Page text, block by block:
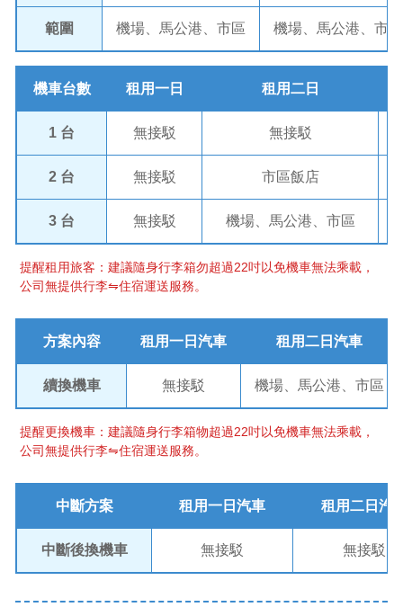
範圍 機場、馬公港、市區 機場、馬公港、市區
機車台數 租用一日 租用二日
1 台 無接駁 無接駁
2 台 無接駁 市區飯店
3 台 無接駁 機場、馬公港、市區
提醒租用旅客：建議隨身行李箱勿超過22吋以免機車無法乘載，
公司無提供行李⇋住宿運送服務。
方案內容 租用一日汽車 租用二日汽車
續換機車 無接駁 機場、馬公港、市區
提醒更換機車：建議隨身行李箱物超過22吋以免機車無法乘載，
公司無提供行李⇋住宿運送服務。
中斷方案 租用一日汽車 租用二日汽
中斷後換機車 無接駁 無接駁